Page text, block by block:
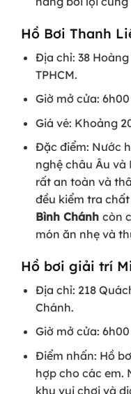
Hồ Bơi Thanh
Địa chỉ: 38
TPHCM.
Giờ mở cửa: 6h00
Giá vé: Khoảng
Đặc điểm: Nước
nghệ châu Âu
rất an toàn và
đều kiểm tra
Bình Chánh còn
món ăn nhẹ và
Hồ bơi giải trí
Địa chỉ: 218
Chánh.
Giờ mở cửa: 6h00
Điểm nhấn: Hồ
hợp cho các em.
khu vui chơi và